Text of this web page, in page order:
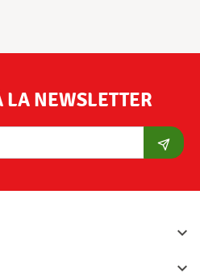
NEWSLETTER

